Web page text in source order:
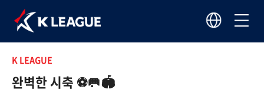
K LEAGUE
완벽한 시축 ⚽️🥅🏟️